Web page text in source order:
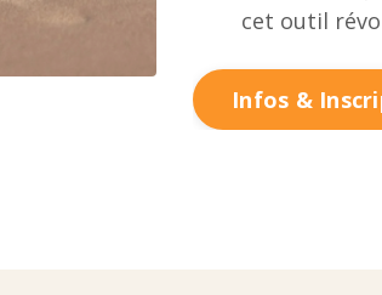
cet outil
Infos &